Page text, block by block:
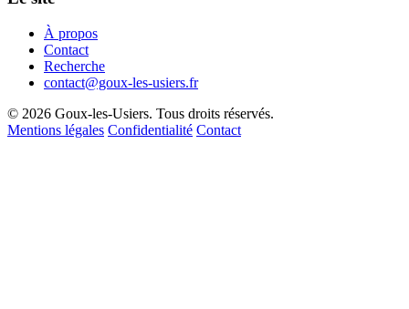
À propos
Contact
Recherche
contact@goux-les-usiers.fr
© 2026 Goux-les-Usiers. Tous droits réservés.
Mentions légales Confidentialité Contact